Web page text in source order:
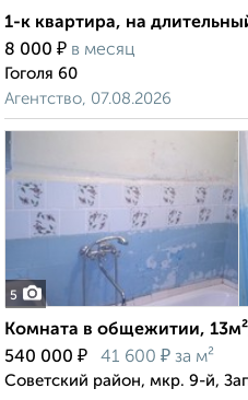
1-к квартира, на
8 000 ₽ в месяц
Гоголя 60
Агентство, 07.08.2026
5
Комната в общежитии,
540 000 ₽ 41 600 ₽ за м²
Советский район, мкр. 9-й,